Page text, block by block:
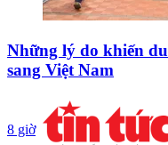
Những lý do khiến
sang Việt Nam
8 giờ